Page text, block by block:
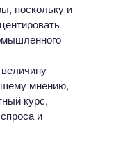
поскольку и
мнению,
курс,
и